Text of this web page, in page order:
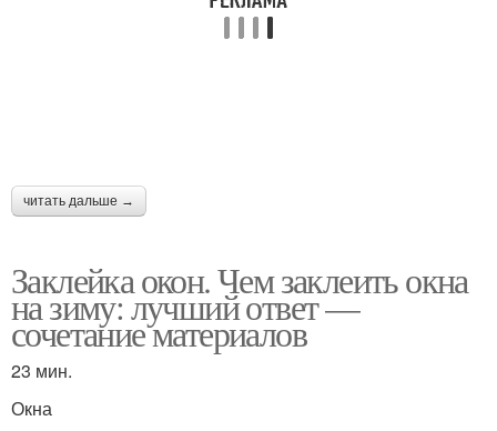
читать дальше →
Заклейка окон. Чем заклеить окна
на зиму: лучший ответ —
сочетание материалов
23 мин.
Окна